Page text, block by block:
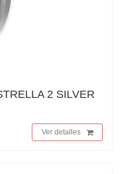
2 SILVER
Ver detalles